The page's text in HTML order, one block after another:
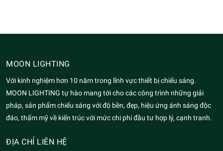
MOON LIGHTING
Với kinh nghiệm hơn 10 năm trong lĩnh vực thiết bị chiếu sáng.
MOON LIGHTING tự hào mang tới cho các công trình những giải
pháp, sản phẩm chiếu sáng với độ bền, đẹp, hiệu ứng ánh sáng độc
đáo, thẩm mỹ về kiến trúc với mức chi phí đầu tư hợp lý, cạnh tranh.
ĐỊA CHỈ LIÊN HỆ